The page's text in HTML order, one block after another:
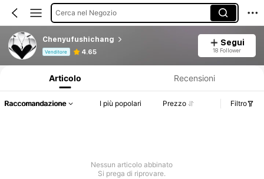
Cerca nel Negozio
Chenyufushichang
Venditore 4.65
Segui
18 Follower
Articolo Recensioni
Raccomandazione I più popolari Prezzo Filtro
Nessun articolo abbinato
Si prega di riprovare.